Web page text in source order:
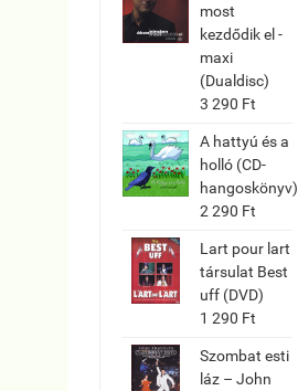
most
kezdődik el -
maxi
(Dualdisc)
3 290 Ft
A hattyú és a
holló (CD-
hangoskönyv)
2 290 Ft
Lart pour lart
társulat Best
uff (DVD)
1 290 Ft
Szombat esti
láz – John